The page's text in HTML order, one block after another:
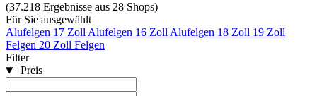
(37.218 Ergebnisse aus 28 Shops)
Für Sie ausgewählt
Alufelgen 17 Zoll Alufelgen 16 Zoll Alufelgen 18 Zoll 19 Zoll
Felgen 20 Zoll Felgen
Filter
Preis